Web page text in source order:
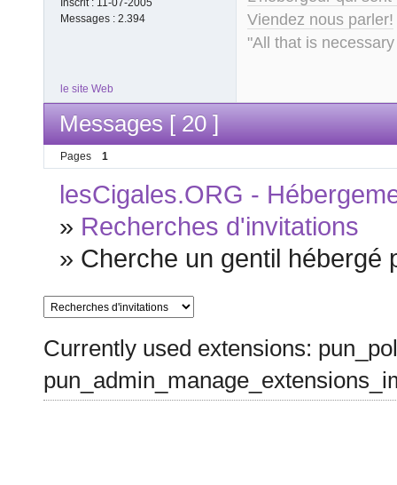
Inscrit : 11-07-2005
Messages : 2.394
Viendez nous parler!
"All that is
le site Web
Messages [ 20 ]
Pages 1
lesCigales.ORG -
» Recherches d'invitations
» Cherche un gentil hébergé
Currently used extensions: